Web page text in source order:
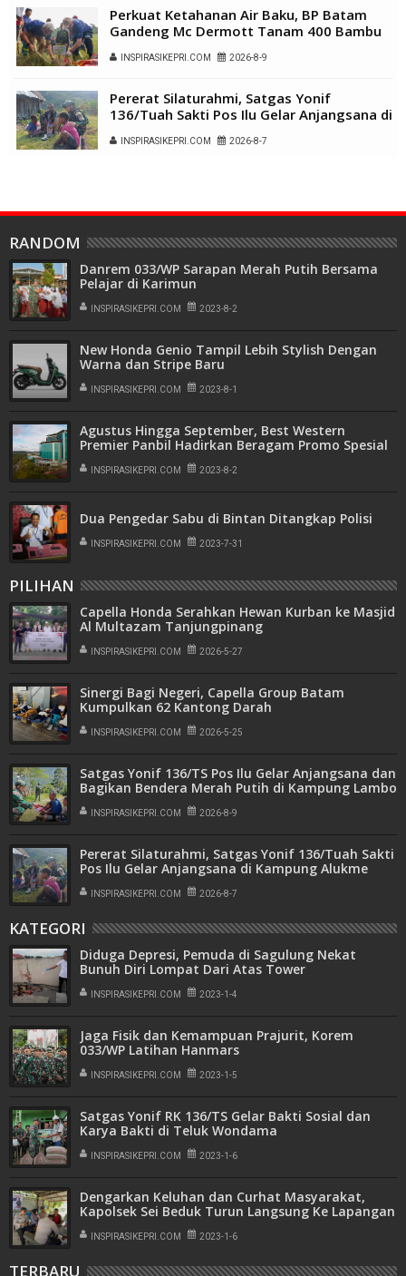
Perkuat Ketahanan Air Baku, BP Batam
Gandeng Mc Dermott Tanam 400 Bambu
Betung di Bendungan Sei Nongsa
INSPIRASIKEPRI.COM 2026-8-9
Pererat Silaturahmi, Satgas Yonif
136/Tuah Sakti Pos Ilu Gelar Anjangsana di
Kampung Alukme
INSPIRASIKEPRI.COM 2026-8-7
RANDOM
Danrem 033/WP Sarapan Merah Putih Bersama
Pelajar di Karimun
INSPIRASIKEPRI.COM 2023-8-2
New Honda Genio Tampil Lebih Stylish Dengan
Warna dan Stripe Baru
INSPIRASIKEPRI.COM 2023-8-1
Agustus Hingga September, Best Western
Premier Panbil Hadirkan Beragam Promo Spesial
INSPIRASIKEPRI.COM 2023-8-2
Dua Pengedar Sabu di Bintan Ditangkap Polisi
INSPIRASIKEPRI.COM 2023-7-31
PILIHAN
Capella Honda Serahkan Hewan Kurban ke Masjid
Al Multazam Tanjungpinang
INSPIRASIKEPRI.COM 2026-5-27
Sinergi Bagi Negeri, Capella Group Batam
Kumpulkan 62 Kantong Darah
INSPIRASIKEPRI.COM 2026-5-25
Satgas Yonif 136/TS Pos Ilu Gelar Anjangsana dan
Bagikan Bendera Merah Putih di Kampung Lambo
INSPIRASIKEPRI.COM 2026-8-9
Pererat Silaturahmi, Satgas Yonif 136/Tuah Sakti
Pos Ilu Gelar Anjangsana di Kampung Alukme
INSPIRASIKEPRI.COM 2026-8-7
KATEGORI
Diduga Depresi, Pemuda di Sagulung Nekat
Bunuh Diri Lompat Dari Atas Tower
INSPIRASIKEPRI.COM 2023-1-4
Jaga Fisik dan Kemampuan Prajurit, Korem
033/WP Latihan Hanmars
INSPIRASIKEPRI.COM 2023-1-5
Satgas Yonif RK 136/TS Gelar Bakti Sosial dan
Karya Bakti di Teluk Wondama
INSPIRASIKEPRI.COM 2023-1-6
Dengarkan Keluhan dan Curhat Masyarakat,
Kapolsek Sei Beduk Turun Langsung Ke Lapangan
INSPIRASIKEPRI.COM 2023-1-6
TERBARU